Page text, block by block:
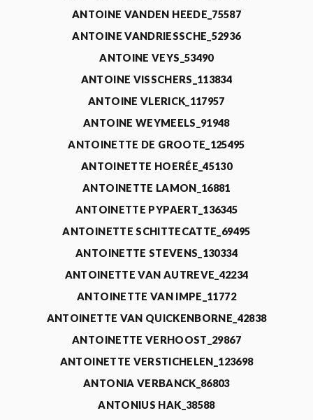
ANTOINE VANDEN HEEDE_75587
ANTOINE VANDRIESSCHE_52936
ANTOINE VEYS_53490
ANTOINE VISSCHERS_113834
ANTOINE VLERICK_117957
ANTOINE WEYMEELS_91948
ANTOINETTE DE GROOTE_125495
ANTOINETTE HOERÉE_45130
ANTOINETTE LAMON_16881
ANTOINETTE PYPAERT_136345
ANTOINETTE SCHITTECATTE_69495
ANTOINETTE STEVENS_130334
ANTOINETTE VAN AUTREVE_42234
ANTOINETTE VAN IMPE_11772
ANTOINETTE VAN QUICKENBORNE_42838
ANTOINETTE VERHOOST_29867
ANTOINETTE VERSTICHELEN_123698
ANTONIA VERBANCK_86803
ANTONIUS HAK_38588